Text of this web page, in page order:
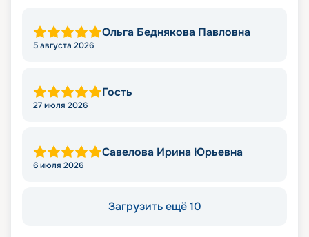
Ольга Беднякова Павловна
5 августа 2026
Гость
27 июля 2026
Савелова Ирина Юрьевна
6 июля 2026
Загрузить ещё 10